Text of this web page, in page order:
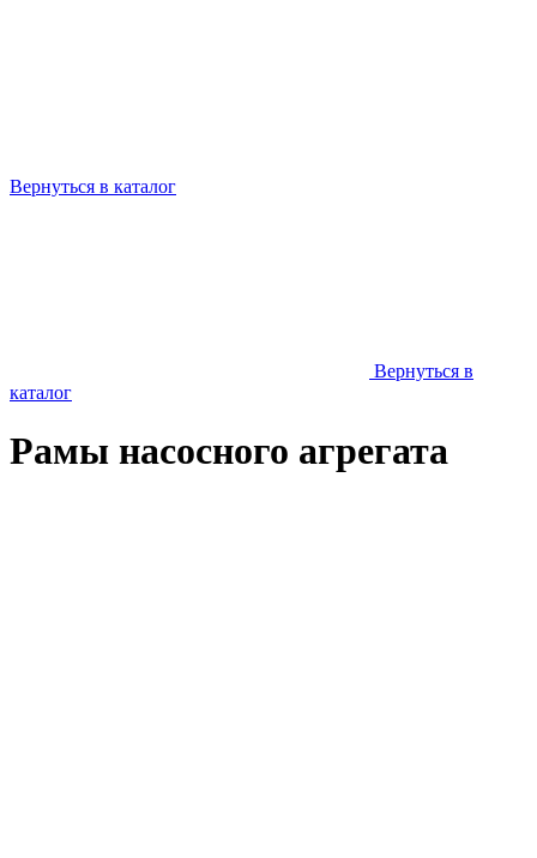
Вернуться в каталог
Вернуться в
каталог
Рамы насосного агрегата